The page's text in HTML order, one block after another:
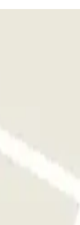
sur toutes les